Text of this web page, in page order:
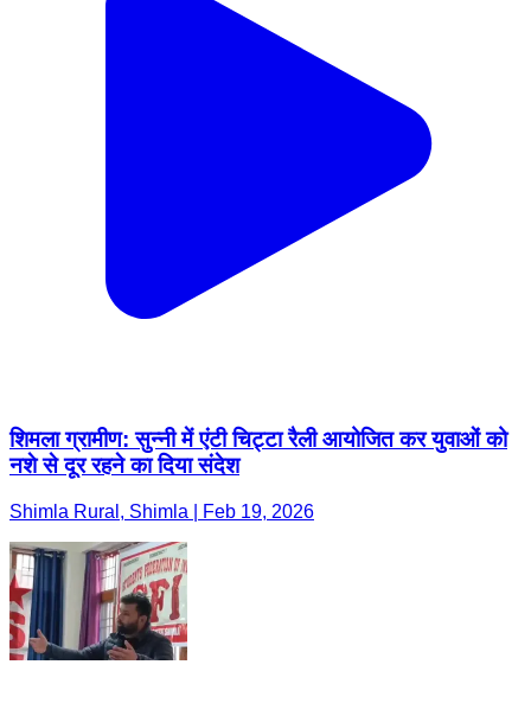
शिमला ग्रामीण: सुन्नी में एंटी चिट्टा रैली आयोजित कर युवाओं को
नशे से दूर रहने का दिया संदेश
Shimla Rural, Shimla | Feb 19, 2026